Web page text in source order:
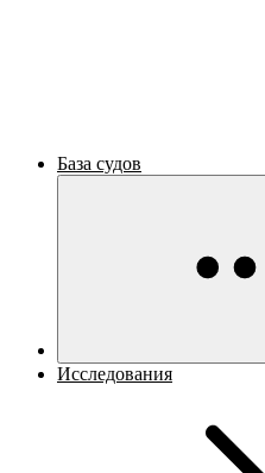
База судов
Исследования